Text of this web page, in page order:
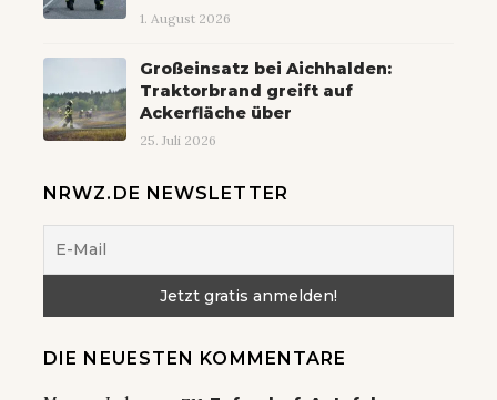
1. August 2026
Großeinsatz bei Aichhalden:
Traktorbrand greift auf
Ackerfläche über
25. Juli 2026
NRWZ.DE NEWSLETTER
DIE NEUESTEN KOMMENTARE